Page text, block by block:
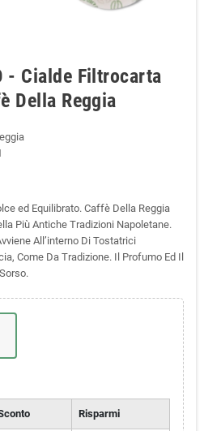
- Cialde Filtrocarta
Della Reggia
ed Equilibrato. Caffè Della Reggia
Più Antiche Tradizioni Napoletane.
All’interno Di Tostatrici
Come Da Tradizione. Il Profumo Ed Il
Risparmi